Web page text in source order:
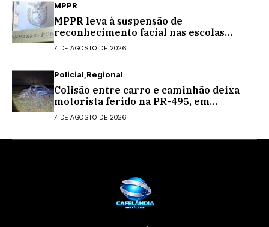
MPPR
MPPR leva à suspensão de
reconhecimento facial nas escolas
estaduais
7 DE AGOSTO DE 2026
Policial Regional
Colisão entre carro e caminhão deixa
motorista ferido na PR-495, em
Medianeira
7 DE AGOSTO DE 2026